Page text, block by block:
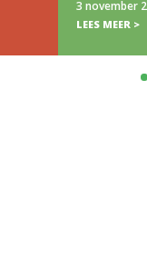
3 november
LEES MEER >